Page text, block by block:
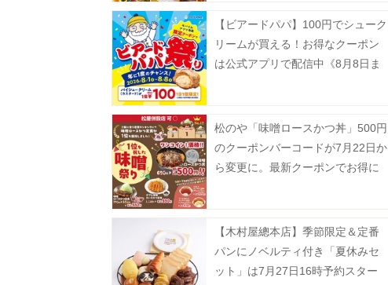
【ビアードパパ】100円でシューク
リームが買える！お得なクーポン
は公式アプリで配信中《8月8日ま
松のや「味噌ロースかつ丼」500円
のクーポンバーコードが7月22日か
ら変更に。最新クーポンでお得に
【木村屋總本店】季節限定＆定番
パンにノベルティ付き「夏休みセ
ット」は7月27日16時予約スター